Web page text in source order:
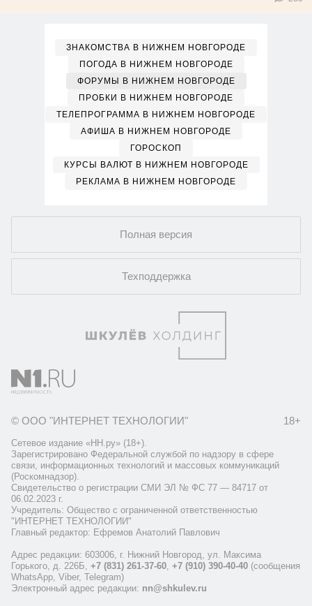
ЗНАКОМСТВА В НИЖНЕМ НОВГОРОДЕ
ПОГОДА В НИЖНЕМ НОВГОРОДЕ
ФОРУМЫ В НИЖНЕМ НОВГОРОДЕ
ПРОБКИ В НИЖНЕМ НОВГОРОДЕ
ТЕЛЕПРОГРАММА В НИЖНЕМ НОВГОРОДЕ
АФИША В НИЖНЕМ НОВГОРОДЕ
ГОРОСКОП
КУРСЫ ВАЛЮТ В НИЖНЕМ НОВГОРОДЕ
РЕКЛАМА В НИЖНЕМ НОВГОРОДЕ
Полная версия
Техподдержка
© ООО "ИНТЕРНЕТ ТЕХНОЛОГИИ" 18+
Сетевое издание «НН.ру» (18+).
Зарегистрировано Федеральной службой по надзору в сфере
связи, информационных технологий и массовых коммуникаций
(Роскомнадзор).
Свидетельство о регистрации СМИ ЭЛ № ФС 77 — 84717 от
06.02.2023 г.
Учредитель: Общество с ограниченной ответственностью
"ИНТЕРНЕТ ТЕХНОЛОГИИ"
Главный редактор: Ефремов Анатолий Павлович
Адрес редакции: 603006, г. Нижний Новгород, ул. Максима
Горького, д. 226Б, +7 (831) 261-37-60, +7 (910) 390-40-40 (сообщения
WhatsApp, Viber, Telegram)
Электронный адрес редакции: nn@shkulev.ru